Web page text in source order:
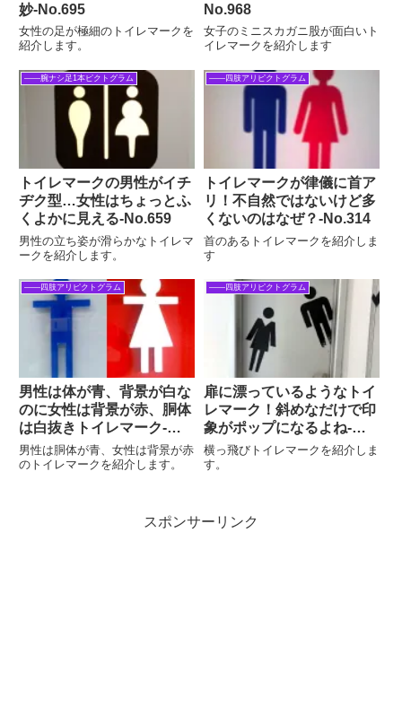
妙‐No.695
女性の足が極細のトイレマークを
紹介します。
No.968
女子のミニスカガニ股が面白いト
イレマークを紹介します
――腕ナシ足1本ピクトグラム
トイレマークの男性がイチ
ヂク型…女性はちょっとふ
くよかに見える‐No.659
男性の立ち姿が滑らかなトイレマ
ークを紹介します。
――四肢アリピクトグラム
トイレマークが律儀に首ア
リ！不自然ではないけど多
くないのはなぜ？-No.314
首のあるトイレマークを紹介しま
す
――四肢アリピクトグラム
男性は体が青、背景が白な
のに女性は背景が赤、胴体
は白抜きトイレマーク‐
No.771
男性は胴体が青、女性は背景が赤
のトイレマークを紹介します。
――四肢アリピクトグラム
扉に漂っているようなトイ
レマーク！斜めなだけで印
象がポップになるよね-
No.1159
横っ飛びトイレマークを紹介しま
す。
スポンサーリンク